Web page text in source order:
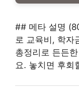
## 메타 설명
로 교육비, 학자
총정리로 든든
요. 놓치면 후회